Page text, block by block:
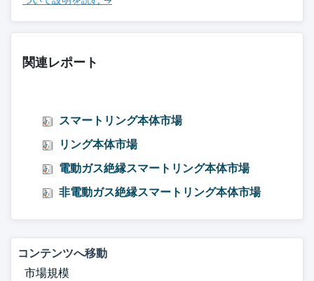
関連レポート
スマートリング本体市場
リング本体市場
電動ガス絶縁スマートリング本体市場
非電動ガス絶縁スマートリング本体市場
コンテンツへ移動
市場規模